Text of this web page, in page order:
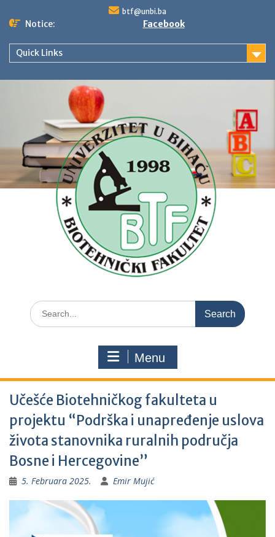
btf@unbi.ba
Notice: Facebook
Quick Links
Search
for:
Menu
Učešće Biotehničkog fakulteta u
projektu “Podrška i unapređenje uslova
života stanovnika ruralnih područja
Bosne i Hercegovine”
5. Februara 2025. Emir Mujić